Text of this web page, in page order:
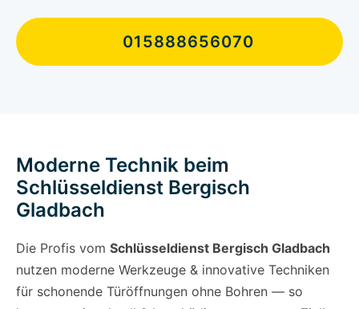
015888656070
Moderne Technik beim
Schlüsseldienst Bergisch
Gladbach
Die Profis vom Schlüsseldienst Bergisch Gladbach
nutzen moderne Werkzeuge & innovative Techniken
für schonende Türöffnungen ohne Bohren — so